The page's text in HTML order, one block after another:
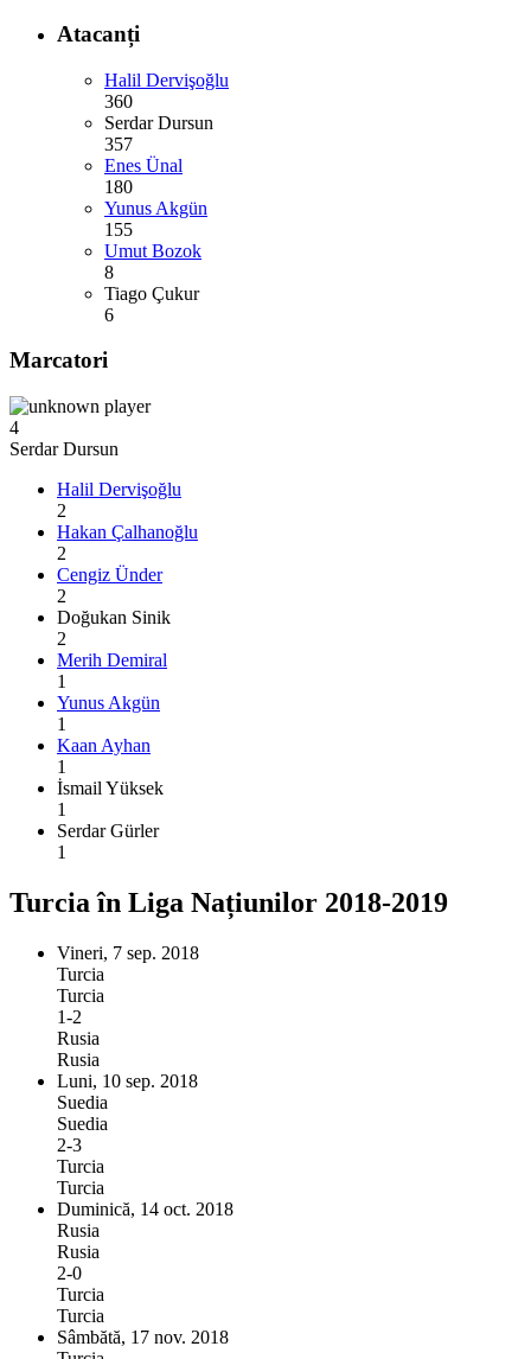
Atacanți
Halil Dervişoğlu
360
Serdar Dursun
357
Enes Ünal
180
Yunus Akgün
155
Umut Bozok
8
Tiago Çukur
6
Marcatori
4
Serdar Dursun
Halil Dervişoğlu
2
Hakan Çalhanoğlu
2
Cengiz Ünder
2
Doğukan Sinik
2
Merih Demiral
1
Yunus Akgün
1
Kaan Ayhan
1
İsmail Yüksek
1
Serdar Gürler
1
Turcia în Liga Națiunilor 2018-2019
Vineri, 7 sep. 2018
Turcia
Turcia
1-2
Rusia
Rusia
Luni, 10 sep. 2018
Suedia
Suedia
2-3
Turcia
Turcia
Duminică, 14 oct. 2018
Rusia
Rusia
2-0
Turcia
Turcia
Sâmbătă, 17 nov. 2018